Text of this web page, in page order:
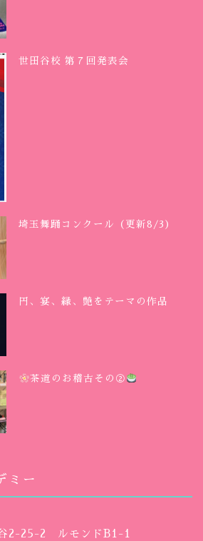
世田谷校 第７回発表会
埼玉舞踊コンクール（更新8/3）
円、宴、縁、艶をテーマの作品
茶道のお稽古その②
ミー
谷2-25-2 ルモンドB1-1